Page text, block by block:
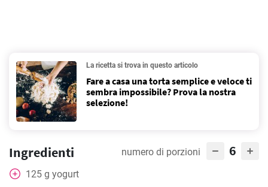
La ricetta si trova in questo articolo
Fare a casa una torta semplice e veloce ti
sembra impossibile? Prova la nostra
selezione!
Ingredienti numero di porzioni 6
125 g yogurt